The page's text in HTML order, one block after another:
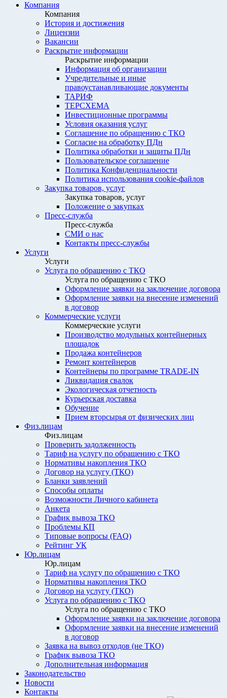
Компания
Компания
История и достижения
Лицензии
Вакансии
Раскрытие информации
Раскрытие информации
Информация об организации
Учредительные и иные
правоустанавливающие документы
ТАРИФ
ТЕРСХЕМА
Инвестиционные программы
Условия оказания услуг
Соглашение по обращению с ТКО
Согласие на обработку ПДн
Политика обработки и защиты ПДн
Пользовательское соглашение
Политика Конфиденциальности
Политика использования cookie-файлов
Закупка товаров, услуг
Закупка товаров, услуг
Положение о закупках
Пресс-служба
Пресс-служба
СМИ о нас
Контакты пресс-службы
Услуги
Услуги
Услуга по обращению с ТКО
Услуга по обращению с ТКО
Оформление заявки на заключение договора
Оформление заявки на внесение изменений
в договор
Коммерческие услуги
Коммерческие услуги
Производство модульных контейнерных
площадок
Продажа контейнеров
Ремонт контейнеров
Контейнеры по программе TRADE-IN
Ликвидация свалок
Экологическая отчетность
Курьерская доставка
Обучение
Прием вторсырья от физических лиц
Физ.лицам
Физ.лицам
Проверить задолженность
Тариф на услугу по обращению с ТКО
Нормативы накопления ТКО
Договор на услугу (ТКО)
Бланки заявлений
Способы оплаты
Возможности Личного кабинета
Анкета
График вывоза ТКО
Проблемы КП
Типовые вопросы (FAQ)
Рейтинг УК
Юр.лицам
Юр.лицам
Тариф на услугу по обращению с ТКО
Нормативы накопления ТКО
Договор на услугу (ТКО)
Услуга по обращению с ТКО
Услуга по обращению с ТКО
Оформление заявки на заключение договора
Оформление заявки на внесение изменений
в договор
Заявка на вывоз отходов (не ТКО)
График вывоза ТКО
Дополнительная информация
Законодательство
Новости
Контакты